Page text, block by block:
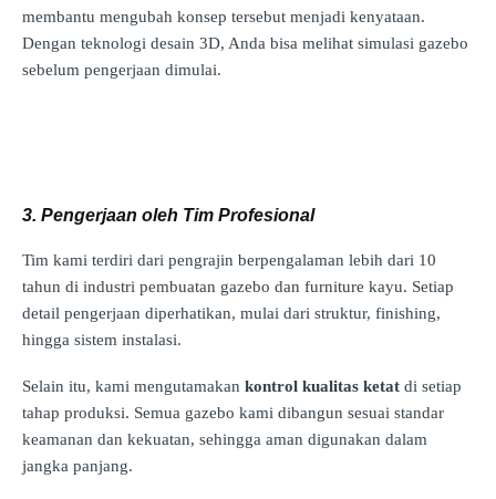
membantu mengubah konsep tersebut menjadi kenyataan.
Dengan teknologi desain 3D, Anda bisa melihat simulasi gazebo
sebelum pengerjaan dimulai.
3. Pengerjaan oleh Tim Profesional
Tim kami terdiri dari pengrajin berpengalaman lebih dari 10
tahun di industri pembuatan gazebo dan furniture kayu. Setiap
detail pengerjaan diperhatikan, mulai dari struktur, finishing,
hingga sistem instalasi.
Selain itu, kami mengutamakan kontrol kualitas ketat di setiap
tahap produksi. Semua gazebo kami dibangun sesuai standar
keamanan dan kekuatan, sehingga aman digunakan dalam
jangka panjang.